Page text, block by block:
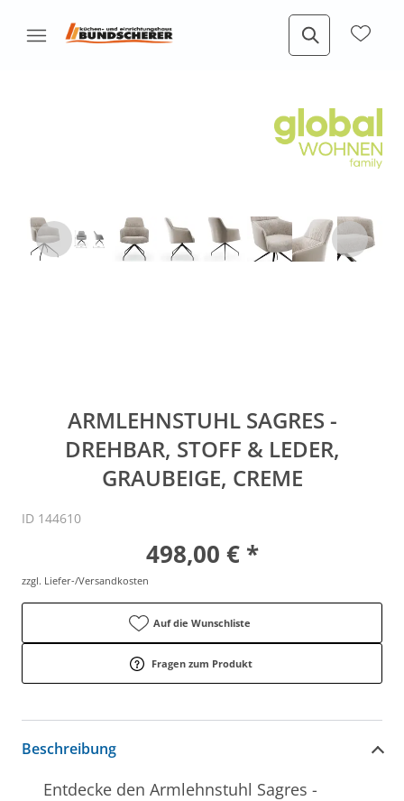
ARMLEHNSTUHL SAGRES -
DREHBAR, STOFF & LEDER,
GRAUBEIGE, CREME
ID 144610
498,00 € *
zzgl. Liefer-/Versandkosten
Auf die Wunschliste
Fragen zum Produkt
Beschreibung
Entdecke den Armlehnstuhl Sagres -